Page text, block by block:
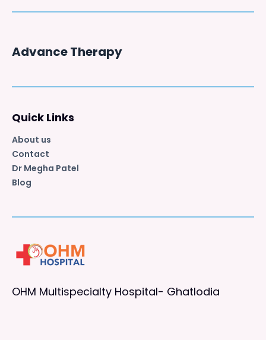
Advance Therapy
Quick Links
About us
Contact
Dr Megha Patel
Blog
OHM Multispecialty Hospital- Ghatlodia